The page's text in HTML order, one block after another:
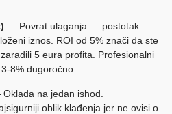
— Povrat ulaganja — postotak
iznos. ROI od 5% znači da ste
5 eura profita. Profesionalni
8% dugoročno.
na jedan ishod.
oblik klađenja jer ne ovisi o